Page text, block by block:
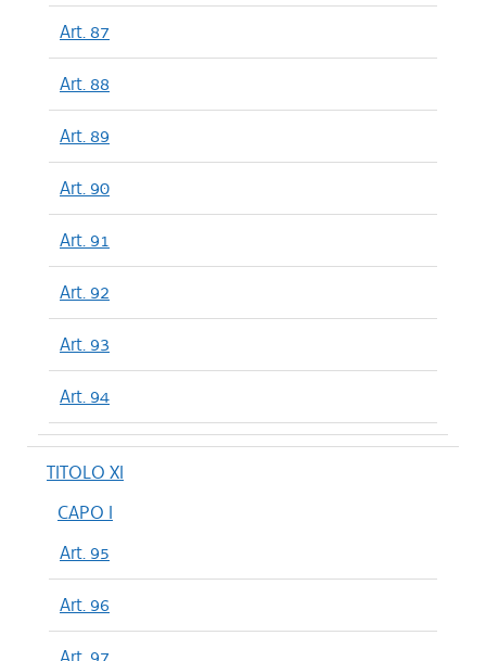
Art. 87
Art. 88
Art. 89
Art. 90
Art. 91
Art. 92
Art. 93
Art. 94
TITOLO XI
CAPO I
Art. 95
Art. 96